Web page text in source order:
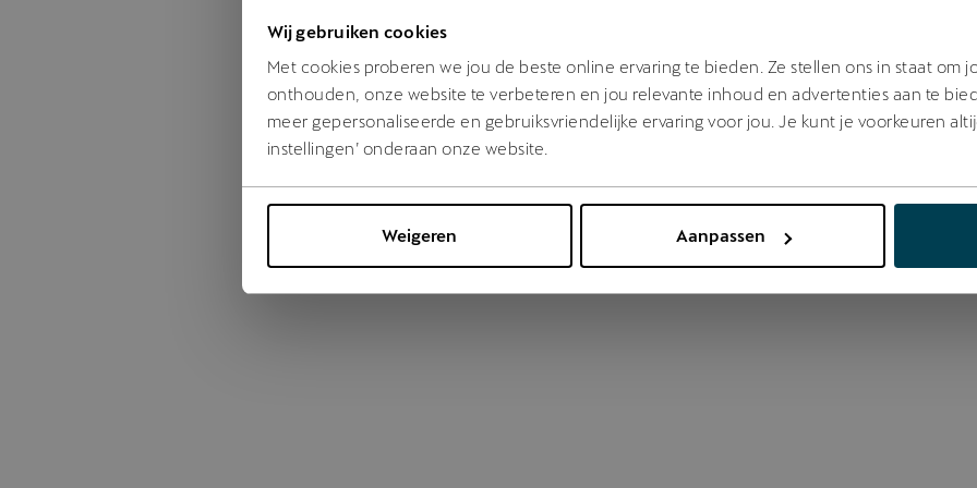
Wij gebruiken cookies
Met cookies proberen we jou de beste online ervaring te bieden. Ze stellen ons in staat om
onthouden, onze website te verbeteren en jou relevante inhoud en advertenties aan te
meer gepersonaliseerde en gebruiksvriendelijke ervaring voor jou. Je kunt je voorkeuren
instellingen’ onderaan onze website.
Weigeren Aanpassen
Something went wrong. Please try refreshing the app